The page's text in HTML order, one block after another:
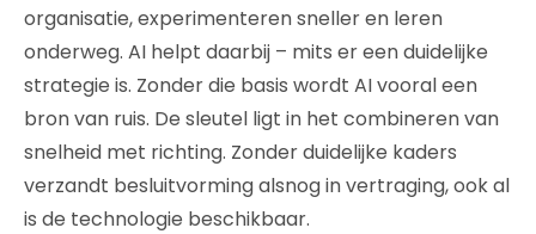
organisatie, experimenteren sneller en leren
onderweg. AI helpt daarbij – mits er een duidelijke
strategie is. Zonder die basis wordt AI vooral een
bron van ruis. De sleutel ligt in het combineren van
snelheid met richting. Zonder duidelijke kaders
verzandt besluitvorming alsnog in vertraging, ook al
is de technologie beschikbaar.